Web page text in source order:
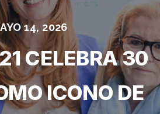
14, 2026
CELEBRA 30
ICONO DE